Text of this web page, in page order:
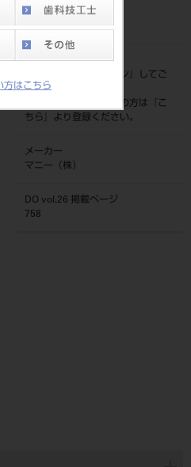
方はこちら
JAN/EANコード
標準価格
ログイン
』してご
覧ください。
ネット会員登録がまだの方は『
こ
ちら
』より登録ください。
メーカー
マニー（株）
DO vol.26 掲載ページ
758